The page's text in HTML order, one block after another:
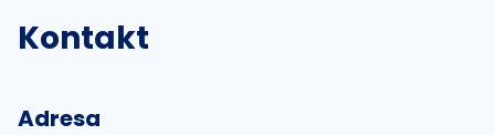
Kontakt
Adresa